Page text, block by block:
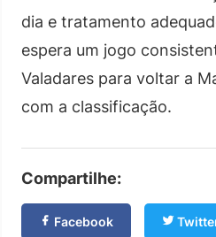
dia e tratamento
espera um jogo
Valadares para voltar a
com a classificação.
Compartilhe:
Facebook